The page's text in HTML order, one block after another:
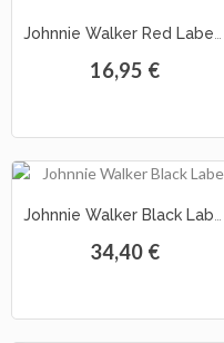
Nossas
Provas
16,95 €
34,40 €